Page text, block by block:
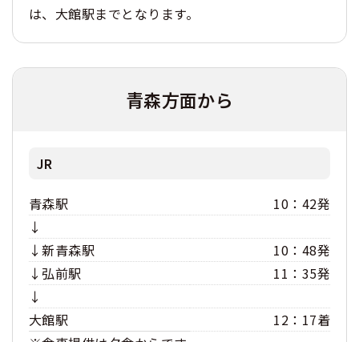
は、大館駅までとなります。
青森方面から
JR
青森駅
10：42発
↓
↓新青森駅
10：48発
↓弘前駅
11：35発
↓
大館駅
12：17着